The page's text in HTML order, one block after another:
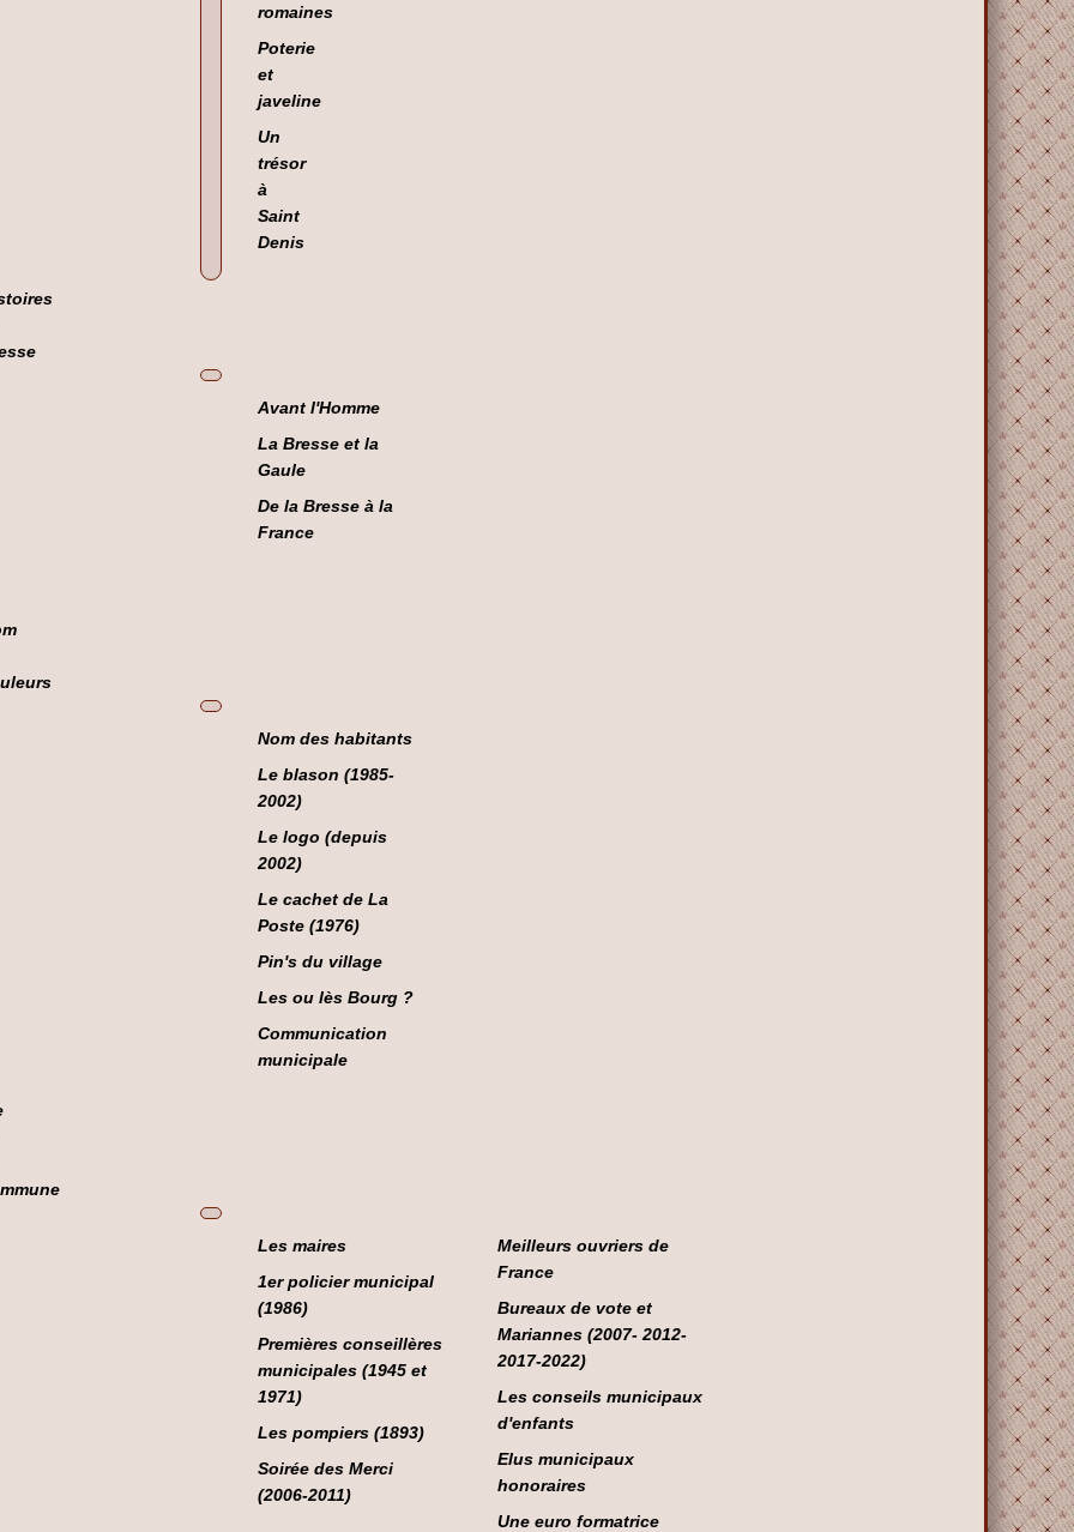
romaines
Poterie
et
javeline
Un
trésor
à
Saint
Denis
Avant l'Homme
La Bresse et la
Gaule
De la Bresse à la
France
Nom des habitants
Le blason (1985-
2002)
Le logo (depuis
2002)
Le cachet de La
Poste (1976)
Pin's du village
Les ou lès Bourg ?
Communication
municipale
Les maires
1er policier municipal
(1986)
Premières conseillères
municipales (1945 et
1971)
Les pompiers (1893)
Soirée des Merci
(2006-2011)
Meilleurs ouvriers de
France
Bureaux de vote et
Mariannes (2007- 2012-
2017-2022)
Les conseils municipaux
d'enfants
Elus municipaux
honoraires
Une euro formatrice